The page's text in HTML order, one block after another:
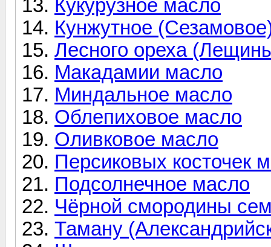
Кукурузное масло
Кунжутное
Лесного ореха
Макадамии масло
Миндальное масло
Облепиховое масло
Оливковое масло
Персиковых косточек
Подсолнечное масло
Чёрной смородины
Таману